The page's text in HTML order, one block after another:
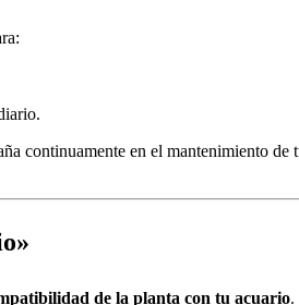
continuamente en el mantenimiento
de la planta con tu acuario.